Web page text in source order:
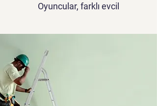
Oyuncular, farklı evcil
kuaförü veya kedi kuaförü
olarak görev alırlar. Banyo
yapma, tüy bakımı ve süsleme
gibi çeşitli işlemleri
gerçekleştirerek oyuncular,